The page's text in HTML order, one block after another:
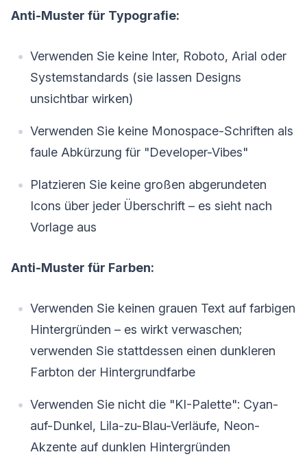
Anti-Muster für Typografie:
Verwenden Sie keine Inter, Roboto, Arial oder
Systemstandards (sie lassen Designs
unsichtbar wirken)
Verwenden Sie keine Monospace-Schriften als
faule Abkürzung für "Developer-Vibes"
Platzieren Sie keine großen abgerundeten
Icons über jeder Überschrift – es sieht nach
Vorlage aus
Anti-Muster für Farben:
Verwenden Sie keinen grauen Text auf farbigen
Hintergründen – es wirkt verwaschen;
verwenden Sie stattdessen einen dunkleren
Farbton der Hintergrundfarbe
Verwenden Sie nicht die "KI-Palette": Cyan-
auf-Dunkel, Lila-zu-Blau-Verläufe, Neon-
Akzente auf dunklen Hintergründen